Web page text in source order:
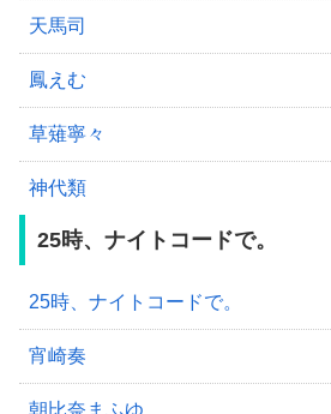
天馬司
鳳えむ
草薙寧々
神代類
25時、ナイトコードで。
25時、ナイトコードで。
宵崎奏
朝比奈まふゆ